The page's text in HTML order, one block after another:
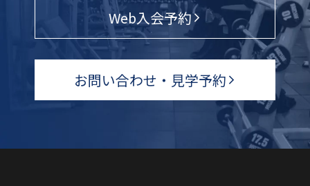
Web入会予約
お問い合わせ・見学予約